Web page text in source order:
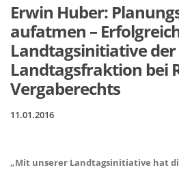
Erwin Huber:
aufatmen –
Landtagsinitiative der
Landtagsfraktion bei
Vergaberechts
11.01.2016
Mit unserer Landtagsinitiative hat